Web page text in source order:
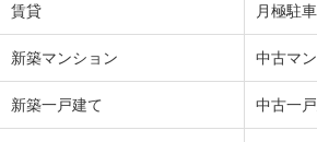
賃貸 月極駐
新築マンション 中古マ
新築一戸建て 中古一